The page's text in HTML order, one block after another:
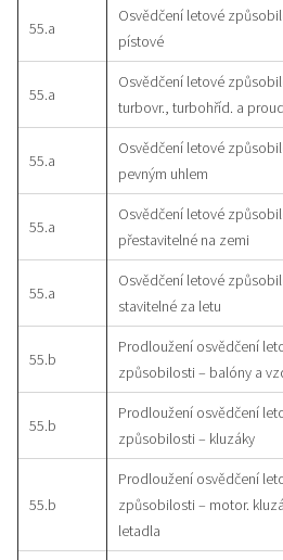
55.a
Osvědčení letové
pístové
55.a
Osvědčení letové
turbovr., turbohříd. a
55.a
Osvědčení letové
pevným uhlem
55.a
Osvědčení letové
přestavitelné na zemi
55.a
Osvědčení letové
stavitelné za letu
55.b
Prodloužení osvědčení
způsobilosti – balóny a
55.b
Prodloužení osvědčení
způsobilosti – kluzáky
55.b
Prodloužení osvědčení
způsobilosti – motor.
letadla